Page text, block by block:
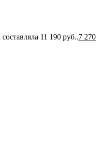
11 190 руб..7 270